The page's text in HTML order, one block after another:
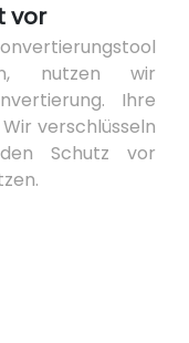
vor
nutzen wir
Ihre
verschlüsseln
Schutz vor